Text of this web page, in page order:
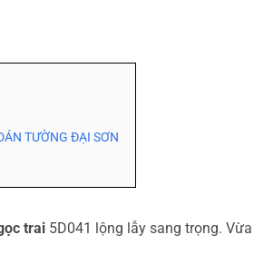
TƯỜNG ĐẠI SƠN
trai 5D041 lộng lẫy sang trọng.